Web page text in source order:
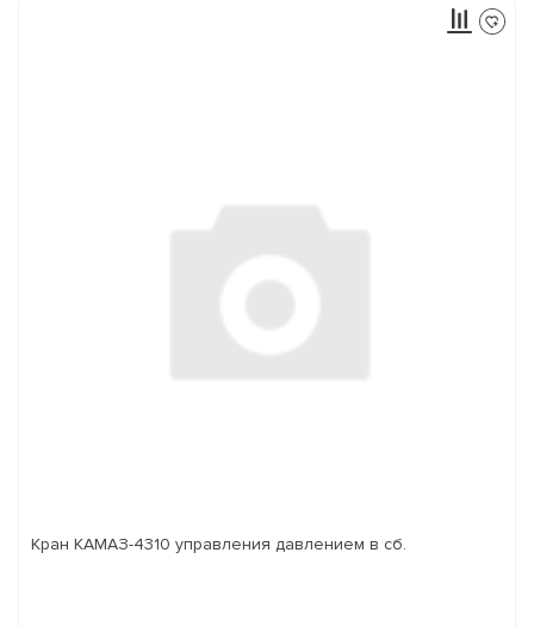
Кран КАМАЗ-4310 управления давлением в сб.